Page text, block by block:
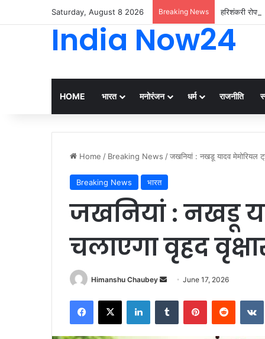
Saturday, August 8 2026 Breaking News हरिशंकरी रोपण
India Now24
HOME भारत मनोरंजन धर्म राजनीति
Home / Breaking News /जखनियां : नखडू यादव मेमोरियल
Breaking News भारत
जखनियां : नखडू
चलाएगा वृहद
Himanshu Chaubey June 17, 2026